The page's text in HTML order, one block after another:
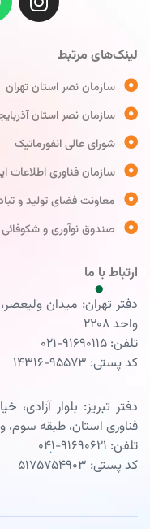
لینک‌های مرتبط
سازمان نصر استان تهران
سازمان نصر استان
شورای عالی انفورماتیک
سازمان فناوری اطلاعات
معاونت فضای تولید و
صندوق نوآوری و
ارتباط با ما
واحد ۲۲۰۸
تلفن: ۹۱۶۹۰۱۱۵-۰۲۱
کد پستی: ۹۵۵۷۳-۱۴۳۱۶
دفتر تبریز: بلوار
فناوری استان، طبقه سوم،
تلفن: ۹۱۶۹۰۶۲۱-۰۴۱
کد پستی: ۵۱۷۵۷۵۴۹۰۳